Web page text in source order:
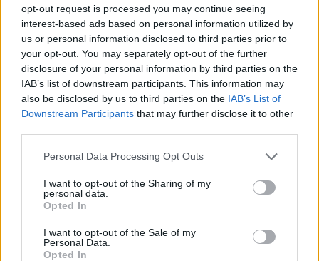
opt-out request is processed you may continue seeing
interest-based ads based on personal information utilized by
us or personal information disclosed to third parties prior to
your opt-out. You may separately opt-out of the further
disclosure of your personal information by third parties on the
IAB’s list of downstream participants. This information may
also be disclosed by us to third parties on the IAB’s List of
Downstream Participants that may further disclose it to other
Please note that this website/app uses one or more Google
not limited to your visit or usage behaviour. You may click to
grant or deny consent to Google and its third-party tags to
use your data for below specified purposes in below Google
consent section.
Personal Data Processing Opt Outs
I want to opt-out of the Sharing of my
personal data.
Opted In
I want to opt-out of the Sale of my
Personal Data.
Opted In
Continua a leggere